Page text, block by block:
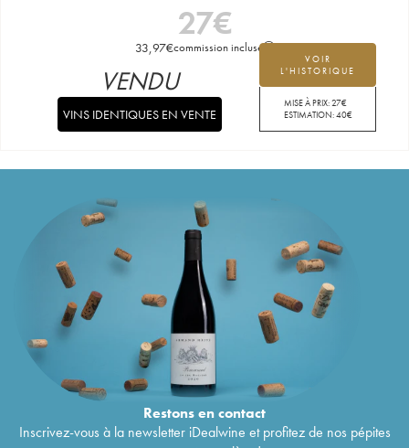
27€
33,97€commission incluse
VOIR
L'HISTORIQUE
MISE À PRIX:27€
ESTIMATION:40€
VENDU
VINS IDENTIQUES EN VENTE
Restons encontact
Inscrivez-vous à la newsletter iDealwine et profitez de nos pépites